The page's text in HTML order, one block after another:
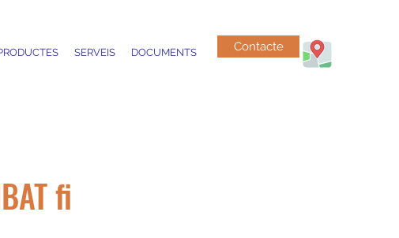
SERVEIS DOCUMENTS Contacte
fi